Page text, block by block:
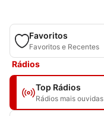
Favoritos
Favoritos e Recentes
Rádios
Top Rádios
Rádios mais ouvidas